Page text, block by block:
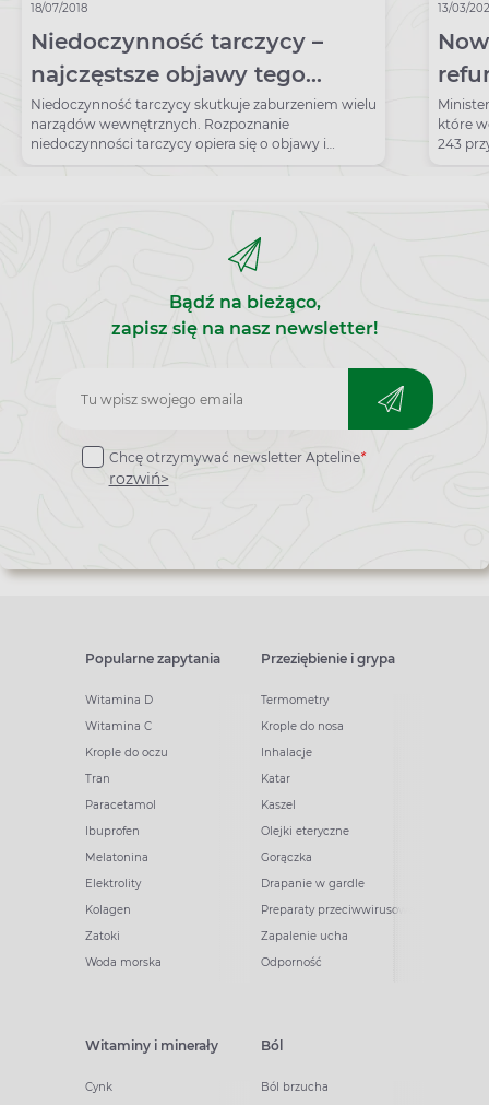
18/07/2018
Niedoczynność tarczycy –
najczęstsze objawy tego
schorzenia
Niedoczynność tarczycy skutkuje zaburzeniem wielu
narządów wewnętrznych. Rozpoznanie
niedoczynności tarczycy opiera się o objawy i
badania laboratoryjne.
13/03/
które
243
Bądź na bieżąco,
zapisz się na nasz newsletter!
Zapisz
do
newslettera
Chcę otrzymywać newsletter Apteline*
rozwiń>
Popularne zapytania
Witamina D
Witamina C
Krople do oczu
Tran
Paracetamol
Ibuprofen
Melatonina
Elektrolity
Kolagen
Zatoki
Woda morska
Przeziębienie i grypa
Termometry
Krople do nosa
Inhalacje
Katar
Kaszel
Olejki eteryczne
Gorączka
Drapanie w gardle
Preparaty przeciwwirusowe
Zapalenie ucha
Odporność
Witaminy i minerały
Cynk
Ból
Ból brzucha